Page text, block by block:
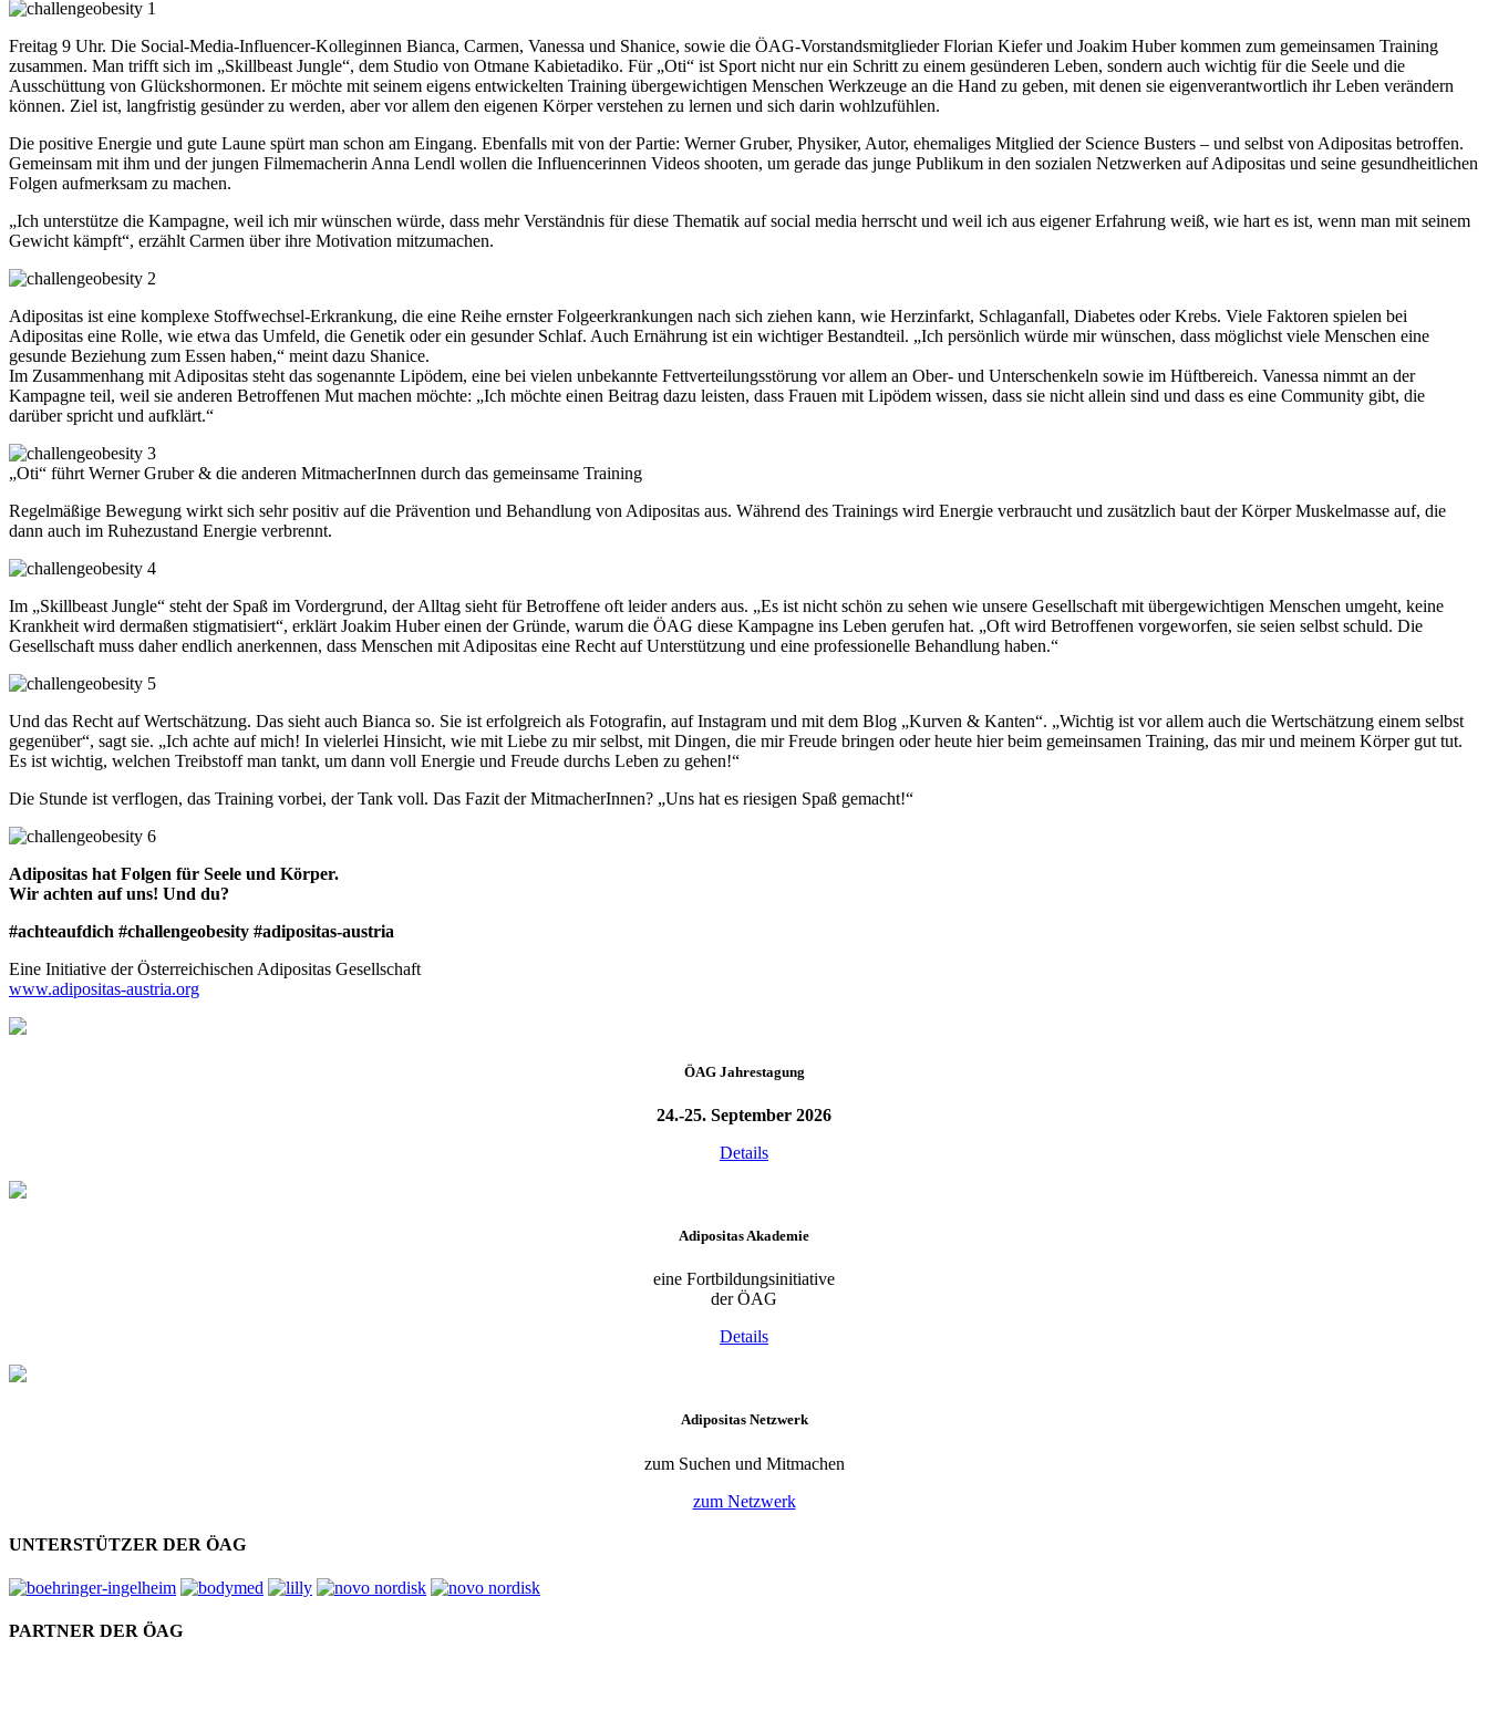
Freitag 9 Uhr. Die Social-Media-Influencer-Kolleginnen Bianca, Carmen, Vanessa und Shanice, sowie die ÖAG-Vorstandsmitglieder Florian Kiefer und Joakim Huber kommen zum gemeinsamen Training
zusammen. Man trifft sich im „Skillbeast Jungle“, dem Studio von Otmane Kabietadiko. Für „Oti“ ist Sport nicht nur ein Schritt zu einem gesünderen Leben, sondern auch wichtig für die Seele und die
Ausschüttung von Glückshormonen. Er möchte mit seinem eigens entwickelten Training übergewichtigen Menschen Werkzeuge an die Hand zu geben, mit denen sie eigenverantwortlich ihr Leben verändern
können. Ziel ist, langfristig gesünder zu werden, aber vor allem den eigenen Körper verstehen zu lernen und sich darin wohlzufühlen.
Die positive Energie und gute Laune spürt man schon am Eingang. Ebenfalls mit von der Partie: Werner Gruber, Physiker, Autor, ehemaliges Mitglied der Science Busters – und selbst von Adipositas betroffen.
Gemeinsam mit ihm und der jungen Filmemacherin Anna Lendl wollen die Influencerinnen Videos shooten, um gerade das junge Publikum in den sozialen Netzwerken auf Adipositas und seine gesundheitlichen
Folgen aufmerksam zu machen.
„Ich unterstütze die Kampagne, weil ich mir wünschen würde, dass mehr Verständnis für diese Thematik auf social media herrscht und weil ich aus eigener Erfahrung weiß, wie hart es ist, wenn man mit seinem
Gewicht kämpft“, erzählt Carmen über ihre Motivation mitzumachen.
Adipositas ist eine komplexe Stoffwechsel-Erkrankung, die eine Reihe ernster Folgeerkrankungen nach sich ziehen kann, wie Herzinfarkt, Schlaganfall, Diabetes oder Krebs. Viele Faktoren spielen bei
Adipositas eine Rolle, wie etwa das Umfeld, die Genetik oder ein gesunder Schlaf. Auch Ernährung ist ein wichtiger Bestandteil. „Ich persönlich würde mir wünschen, dass möglichst viele Menschen eine
gesunde Beziehung zum Essen haben,“ meint dazu Shanice.
Im Zusammenhang mit Adipositas steht das sogenannte Lipödem, eine bei vielen unbekannte Fettverteilungsstörung vor allem an Ober- und Unterschenkeln sowie im Hüftbereich. Vanessa nimmt an der
Kampagne teil, weil sie anderen Betroffenen Mut machen möchte: „Ich möchte einen Beitrag dazu leisten, dass Frauen mit Lipödem wissen, dass sie nicht allein sind und dass es eine Community gibt, die
darüber spricht und aufklärt.“
„Oti“ führt Werner Gruber & die anderen MitmacherInnen durch das gemeinsame Training
Regelmäßige Bewegung wirkt sich sehr positiv auf die Prävention und Behandlung von Adipositas aus. Während des Trainings wird Energie verbraucht und zusätzlich baut der Körper Muskelmasse auf, die
dann auch im Ruhezustand Energie verbrennt.
Im „Skillbeast Jungle“ steht der Spaß im Vordergrund, der Alltag sieht für Betroffene oft leider anders aus. „Es ist nicht schön zu sehen wie unsere Gesellschaft mit übergewichtigen Menschen umgeht, keine
Krankheit wird dermaßen stigmatisiert“, erklärt Joakim Huber einen der Gründe, warum die ÖAG diese Kampagne ins Leben gerufen hat. „Oft wird Betroffenen vorgeworfen, sie seien selbst schuld. Die
Gesellschaft muss daher endlich anerkennen, dass Menschen mit Adipositas eine Recht auf Unterstützung und eine professionelle Behandlung haben.“
Und das Recht auf Wertschätzung. Das sieht auch Bianca so. Sie ist erfolgreich als Fotografin, auf Instagram und mit dem Blog „Kurven & Kanten“. „Wichtig ist vor allem auch die Wertschätzung einem selbst
gegenüber“, sagt sie. „Ich achte auf mich! In vielerlei Hinsicht, wie mit Liebe zu mir selbst, mit Dingen, die mir Freude bringen oder heute hier beim gemeinsamen Training, das mir und meinem Körper gut tut.
Es ist wichtig, welchen Treibstoff man tankt, um dann voll Energie und Freude durchs Leben zu gehen!“
Die Stunde ist verflogen, das Training vorbei, der Tank voll. Das Fazit der MitmacherInnen? „Uns hat es riesigen Spaß gemacht!“
Adipositas hat Folgen für Seele und Körper.
Wir achten auf uns! Und du?
#achteaufdich #challengeobesity #adipositas-austria
Eine Initiative der Österreichischen Adipositas Gesellschaft
www.adipositas-austria.org
ÖAG Jahrestagung
24.-25. September 2026
Details
Adipositas Akademie
eine Fortbildungsinitiative
der ÖAG
Details
Adipositas Netzwerk
zum Suchen und Mitmachen
zum Netzwerk
UNTERSTÜTZER DER ÖAG
PARTNER DER ÖAG